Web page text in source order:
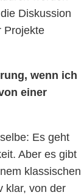
Diskussion
Projekte
wenn ich
einer
Es geht
Aber es gibt
klassischen
klar, von der